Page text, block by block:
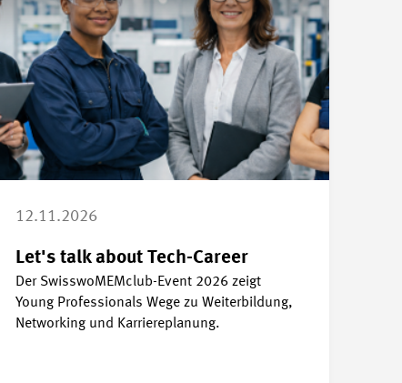
12.11.2026
Let's talk about Tech-Career
Der SwisswoMEMclub-Event 2026 zeigt
Young Professionals Wege zu Weiterbildung,
Networking und Karriereplanung.